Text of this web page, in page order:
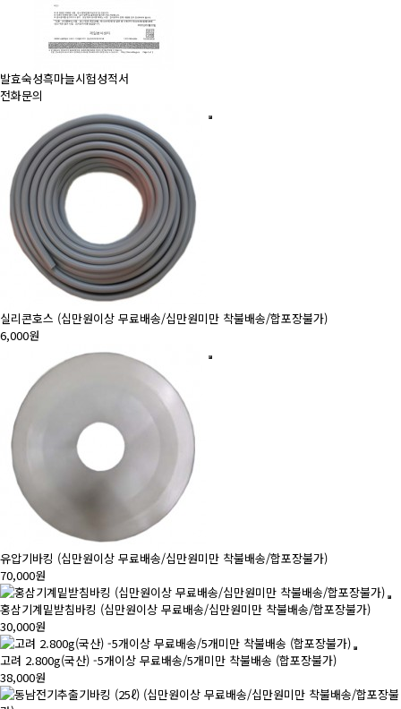
발효숙성흑마늘시험성적서
전화문의
실리콘호스 (십만원이상 무료배송/십만원미만 착불배송/합포장불가)
6,000원
유압기바킹 (십만원이상 무료배송/십만원미만 착불배송/합포장불가)
70,000원
홍삼기계밑받침바킹 (십만원이상 무료배송/십만원미만 착불배송/합포장불가)
30,000원
고려 2.800g(국산) -5개이상 무료배송/5개미만 착불배송 (합포장불가)
38,000원